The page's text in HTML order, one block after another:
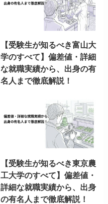
【受験生が知るべき富山大
学のすべて】偏差値・詳細
な就職実績から、出身の有
名人まで徹底解説！
【受験生が知るべき東京農
工大学のすべて】偏差値・
詳細な就職実績から、出身
の有名人まで徹底解説！